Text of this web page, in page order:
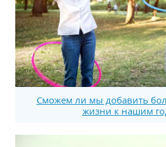
Сможем ли мы добавить
жизни к нашим